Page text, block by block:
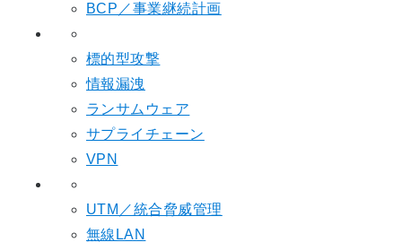
BCP／事業継続計画
標的型攻撃
情報漏洩
ランサムウェア
サプライチェーン
VPN
UTM／統合脅威管理
無線LAN